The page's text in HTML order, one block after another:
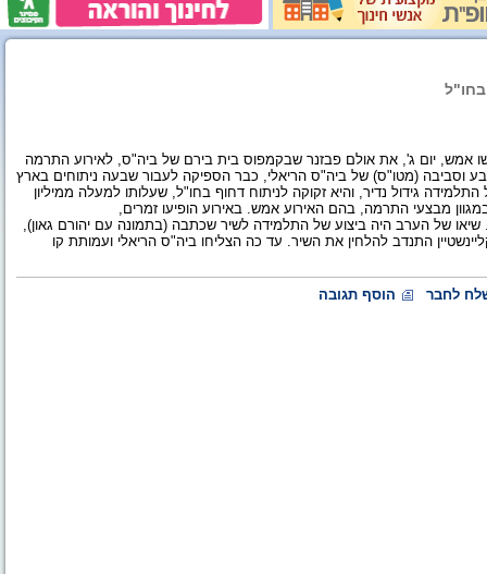
בחו"ל
גדשו אמש, יום ג', את אולם פבזנר שבקמפוס בית בירם של ביה"ס, לאירוע התרמה
תלמידת ביה"ס למדע, טבע וסביבה (מטו"ס) של ביה"ס הריאלי, כבר הספיקה לעבור שבעה ניתוחים בארץ
גידול נדיר, והיא זקוקה לניתוח דחוף בחו"ל, שעלותו למעלה ממיליון
מבצעי התרמה, בהם האירוע אמש. באירוע הופיעו זמרים,
שיאו של הערב היה ביצוע של התלמידה לשיר שכתבה (בתמונה עם יהורם גאון),
התנדב להלחין את השיר. עד כה הצליחו ביה"ס הריאלי ועמותת קו
לחבר הוסף תגובה